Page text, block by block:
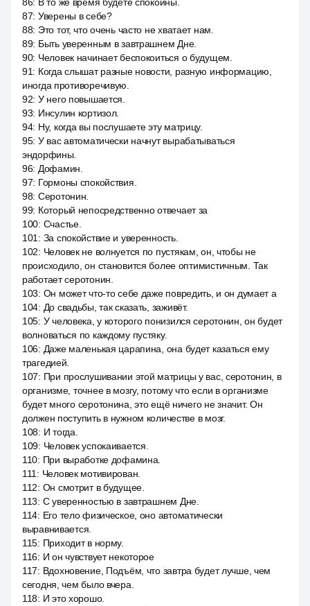
87: Уверены в себе?
88: Это тот, что очень часто не хватает нам.
89: Быть уверенным в завтрашнем Дне.
90: Человек начинает беспокоиться о будущем.
91: Когда слышат разные новости, разную информацию,
иногда противоречивую.
92: У него повышается.
93: Инсулин кортизол.
94: Ну, когда вы послушаете эту матрицу.
95: У вас автоматически начнут вырабатываться
эндорфины.
96: Дофамин.
97: Гормоны спокойствия.
98: Серотонин.
99: Который непосредственно отвечает за
100: Счастье.
101 : За спокойствие и уверенность.
102: Человек не волнуется по пустякам, он, чтобы не
происходило, он становится более оптимистичным. Так
работает серотонин.
103: Он может что-то себе даже повредить, и он думает а
104: До свадьбы, так сказать, заживёт.
105: У человека, у которого понизился серотонин, он будет
волноваться по каждому пустяку.
106: Даже маленькая царапина, она будет казаться ему
трагедией.
107: При прослушивании этой матрицы у вас, серотонин, в
организме, точнее в мозгу, потому что если в организме
будет много серотонина, это ещё ничего не значит. Он
должен поступить в нужном количестве в мозг.
108: И тогда.
109: Человек успокаивается.
110: При выработке дофамина.
111 : Человек мотивирован.
112: Он смотрит в будущее.
113: С уверенностью в завтрашнем Дне.
114: Его тело физическое, оно автоматически
выравнивается.
115: Приходит в норму.
116: И он чувствует некоторое
117: Вдохновение, Подъём, что завтра будет лучше, чем
сегодня, чем было вчера.
118: И это хорошо.